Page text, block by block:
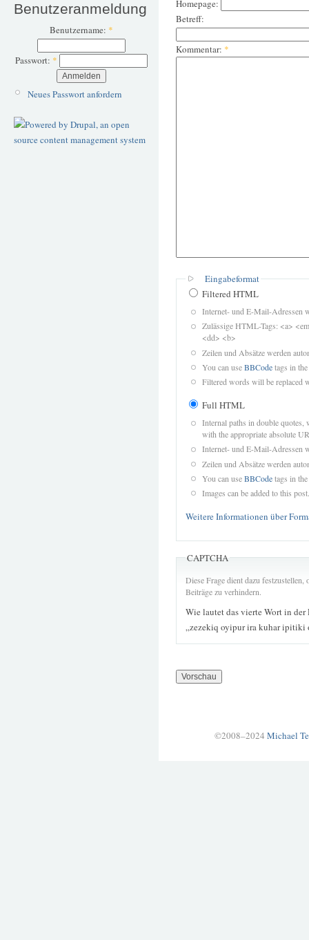
Benutzeranmeldung
Benutzername: *
Passwort: *
Neues Passwort anfordern
Homepage:
Betreff:
Kommentar: *
Eingabeformat
Filtered HTML
Internet- und E-Mail-Adressen
Zulässige HTML-Tags: <a>
<dd> <b>
Zeilen und Absätze werden
You can useBBCodetags in
Filtered words will be replaced
Full HTML
Internal paths in double quotes,
with the appropriate absolute
Internet- und E-Mail-Adressen
Zeilen und Absätze werden
You can useBBCodetags in
Images can be added to this post.
Weitere Informationen über
CAPTCHA
Diese Frage dient dazu
Beiträge zu verhindern.
Wie lautet das vierte Wort in der
„zezekiq oyipur ira kuhar ipitiki
©2008–2024 Michael